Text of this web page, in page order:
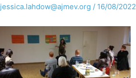
jessica.lahdow@ajmev.org / 16/08/2022